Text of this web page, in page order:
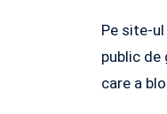
Pe site-
public
care a